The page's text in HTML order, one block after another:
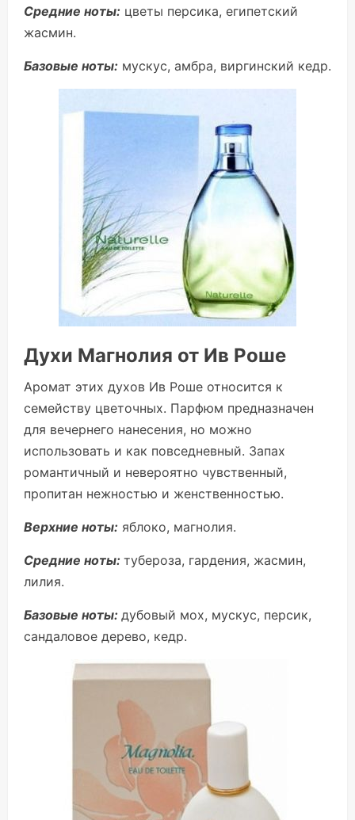
Средние ноты: цветы персика, египетский
жасмин.
Базовые ноты: мускус, амбра, виргинский кедр.
Духи Магнолия от Ив Роше
Аромат этих духов Ив Роше относится к
семейству цветочных. Парфюм предназначен
для вечернего нанесения, но можно
использовать и как повседневный. Запах
романтичный и невероятно чувственный,
пропитан нежностью и женственностью.
Верхние ноты: яблоко, магнолия.
Средние ноты: тубероза, гардения, жасмин,
лилия.
Базовые ноты: дубовый мох, мускус, персик,
сандаловое дерево, кедр.